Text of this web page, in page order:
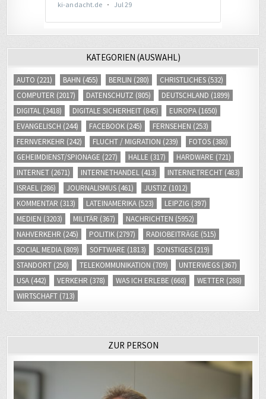
KATEGORIEN (AUSWAHL)
AUTO (221) BAHN (455) BERLIN (280) CHRISTLICHES (532)
COMPUTER (2017) DATENSCHUTZ (805) DEUTSCHLAND (1899)
DIGITAL (3418) DIGITALE SICHERHEIT (845) EUROPA (1650)
EVANGELISCH (244) FACEBOOK (245) FERNSEHEN (253)
FERNVERKEHR (242) FLUCHT / MIGRATION (239) FOTOS (380)
GEHEIMDIENST/SPIONAGE (227) HALLE (317) HARDWARE (721)
INTERNET (2671) INTERNETHANDEL (413) INTERNETRECHT (483)
ISRAEL (286) JOURNALISMUS (461) JUSTIZ (1012)
KOMMENTAR (313) LATEINAMERIKA (523) LEIPZIG (397)
MEDIEN (3203) MILITÄR (367) NACHRICHTEN (5952)
NAHVERKEHR (245) POLITIK (2797) RADIOBEITRÄGE (515)
SOCIAL MEDIA (809) SOFTWARE (1813) SONSTIGES (219)
STANDORT (250) TELEKOMMUNIKATION (709) UNTERWEGS (367)
USA (442) VERKEHR (378) WAS ICH ERLEBE (668) WETTER (288)
WIRTSCHAFT (713)
ZUR PERSON